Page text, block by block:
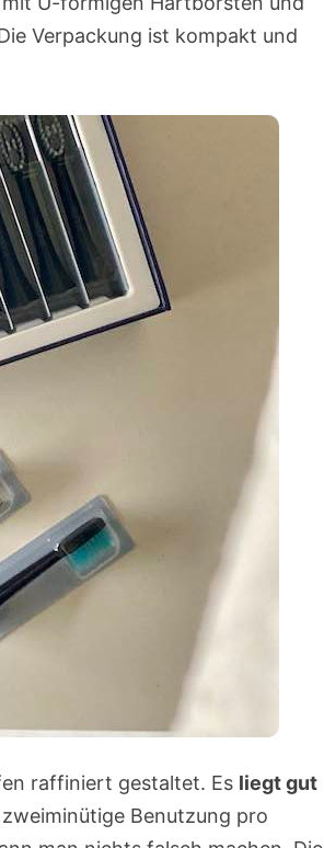
Verpackung ist kompakt und
raffiniert gestaltet. Es liegt gut
Benutzung pro